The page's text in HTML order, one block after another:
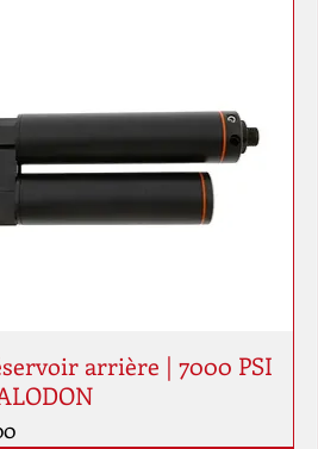
arrière | 7000 PSI